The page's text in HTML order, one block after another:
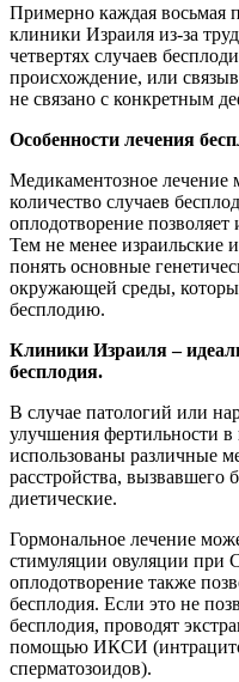
Примерно каждая восьмая
клиники Израиля из-за
четвертях случаев
происхождение, или
не связано с конкретным
Особенности лечения
Медикаментозное лечение
количество случаев
оплодотворение позволяет
Тем не менее израильские
понять основные
окружающей среды,
бесплодию.
Клиники Израиля –
бесплодия.
В случае патологий или
улучшения фертильности
использованы различные
расстройства, вызвавшего
диетические.
Гормональное лечение
стимуляции овуляции
оплодотворение также
бесплодия. Если это не
бесплодия, проводят
помощью ИКСИ
сперматозоидов).